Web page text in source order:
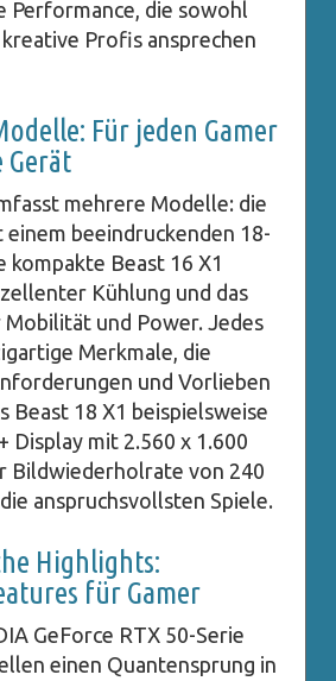
Performance, die sowohl
kreative Profis ansprechen
Für jeden Gamer
Gerät
mehrere Modelle: die
einem beeindruckenden 18-
kompakte Beast 16 X1
Kühlung und das
Mobilität und Power. Jedes
Merkmale, die
und Vorlieben
Beast 18 X1 beispielsweise
Display mit 2.560 x 1.600
Bildwiederholrate von 240
anspruchsvollsten Spiele.
Highlights:
für Gamer
GeForce RTX 50-Serie
einen Quantensprung in